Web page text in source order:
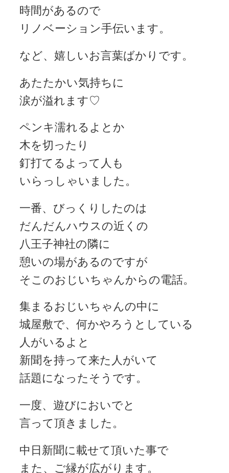
時間があるので
リノベーション手伝います。
など、嬉しいお言葉ばかりです。
あたたかい気持ちに
涙が溢れます♡
ペンキ濡れるよとか
木を切ったり
釘打てるよって人も
いらっしゃいました。
一番、びっくりしたのは
だんだんハウスの近くの
八王子神社の隣に
憩いの場があるのですが
そこのおじいちゃんからの電話。
集まるおじいちゃんの中に
城屋敷で、何かやろうとしている
人がいるよと
新聞を持って来た人がいて
話題になったそうです。
一度、遊びにおいでと
言って頂きました。
中日新聞に載せて頂いた事で
また、ご縁が広がります。